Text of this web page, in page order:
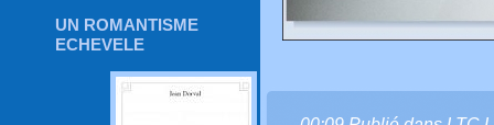
UN ROMANTISME
ECHEVELE